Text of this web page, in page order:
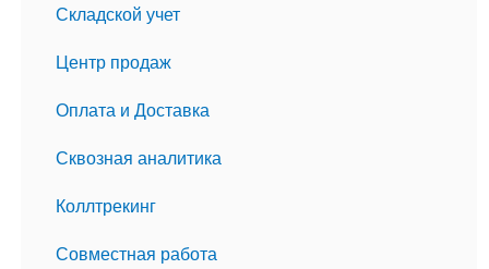
Складской учет
Центр продаж
Оплата и Доставка
Сквозная аналитика
Коллтрекинг
Совместная работа